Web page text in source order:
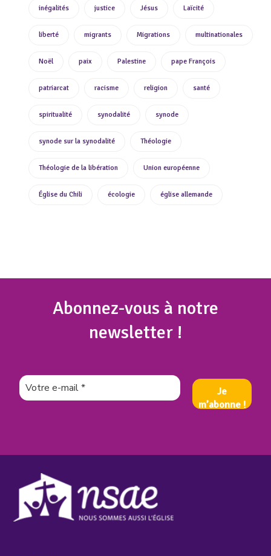
inégalités justice Jésus Laïcité
liberté migrants Migrations multinationales
Noël paix Palestine pape François
patriarcat racisme religion santé
spiritualité synodalité synode
synode sur la synodalité Théologie
Théologie de la libération Union européenne
Église du Chili écologie église allemande
Abonnez-vous à notre
newsletter !